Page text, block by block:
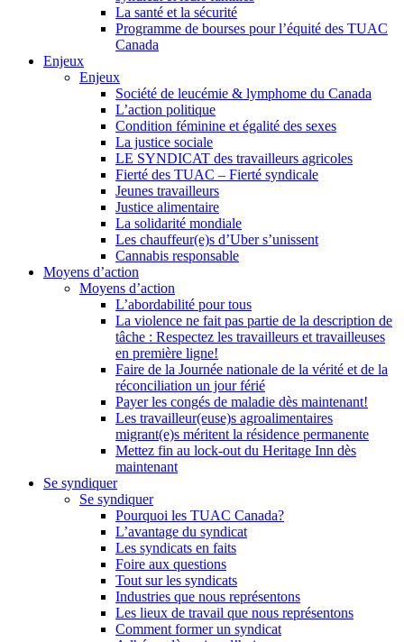
La santé et la sécurité
Programme de bourses pour l’équité des TUAC
Canada
Enjeux
Enjeux
Société de leucémie & lymphome du Canada
L’action politique
Condition féminine et égalité des sexes
La justice sociale
LE SYNDICAT des travailleurs agricoles
Fierté des TUAC – Fierté syndicale
Jeunes travailleurs
Justice alimentaire
La solidarité mondiale
Les chauffeur(e)s d’Uber s’unissent
Cannabis responsable
Moyens d’action
Moyens d’action
L’abordabilité pour tous
La violence ne fait pas partie de la description de
tâche : Respectez les travailleurs et travailleuses
en première ligne!
Faire de la Journée nationale de la vérité et de la
réconciliation un jour férié
Payer les congés de maladie dès maintenant!
Les travailleur(euse)s agroalimentaires
migrant(e)s méritent la résidence permanente
Mettez fin au lock-out du Heritage Inn dès
maintenant
Se syndiquer
Se syndiquer
Pourquoi les TUAC Canada?
L’avantage du syndicat
Les syndicats en faits
Foire aux questions
Tout sur les syndicats
Industries que nous représentons
Les lieux de travail que nous représentons
Comment former un syndicat